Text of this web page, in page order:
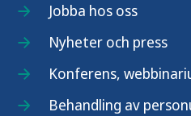
Jobba hos oss
Nyheter och press
Konferens,
Behandling av